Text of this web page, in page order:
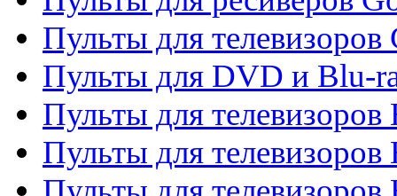
Пульты для телевизоров
Пульты для DVD и Blu-
Пульты для телевизоров
Пульты для телевизоров